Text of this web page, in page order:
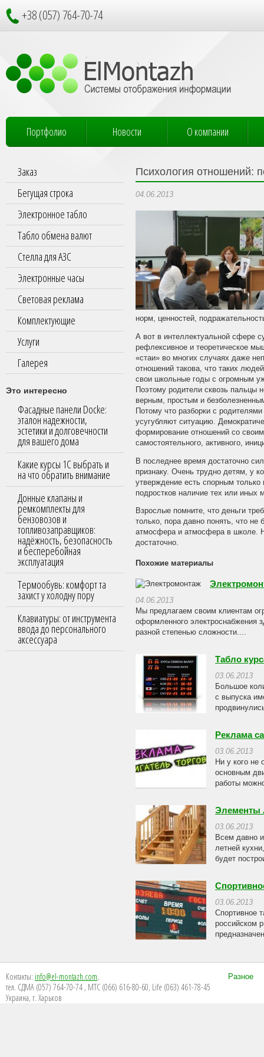
+38 (057) 764-70-74
Портфолио Новости О компании
Заказ
Бегущая строка
Электронное табло
Табло обмена валют
Стелла для АЗС
Электронные часы
Световая реклама
Комплектующие
Услуги
Галерея
Это интересно
Фасадные панели Docke:
эталон надежности,
эстетики и долговечности
для вашего дома
Какие курсы 1С выбрать и
на что обратить внимание
Донные клапаны и
ремкомплекты для
бензовозов и
топливозаправщиков:
надёжность, безопасность
и бесперебойная
эксплуатация
Термообувь: комфорт та
захист у холодну пору
Клавиатуры: от инструмента
ввода до персонального
аксессуара
Психология отношений:
04.06.2013
норм, ценностей,
А вот в интеллектуальной сфере
рефлексивное и теоретическое
«стаи» во многих случаях даже
отношений такова, что таких
свои школьные годы с огромным
Поэтому родители сквозь
верным, простым и
Потому что разборки с
усугубляют ситуацию.
формирование отношений со
самостоятельного, активного,
В последнее время достаточно
признаку. Очень трудно детям, у
утверждение есть спорным
подростков наличие тех или
Взрослые помните, что деньги
только, пора давно понять, что не
атмосфера и атмосфера в школе.
достаточно.
Похожие материалы
04.06.2013
Мы предлагаем своим клиентам
оформленного электроснабжения
разной степенью сложности....
Табло
03.06.2013
Большое
с выпуска
Реклама
03.06.2013
Ни у кого не
основным
работы
Элементы
03.06.2013
Всем давно
летней
будет
03.06.2013
Спортивное
российском
Контакты: info@el-montazh.com,
тел. СДМА (057) 764-70-74 , МТС (066) 616-80-60, Life (063) 461-78-45
Украина, г. Харьков
Разное